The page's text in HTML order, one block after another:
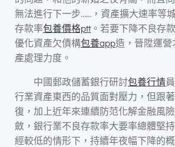
無法進行下一步……，資產擴大速率等
存款率包養價格ptt。若要下降不良存
優化資產欠債構包養app造，晉陞運
產處理力度。
中國郵政儲蓄銀行研討包養行情
行業資產東西的品質面對壓力，但跟
復，加上近年來連續防范化解金融風
斂，銀行業不良存款率大要率總體堅
經較低的情形下，持續年夜幅下降的